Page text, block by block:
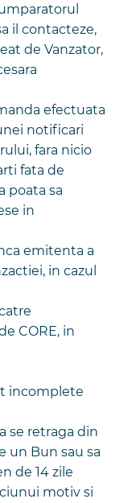
il contacteze,
de Vanzator,
efectuata
notificari
fara nicio
fata de
poata sa
in
emitenta a
in cazul
CORE, in
incomplete
se retraga din
un Bun sau sa
de 14 zile
motiv si